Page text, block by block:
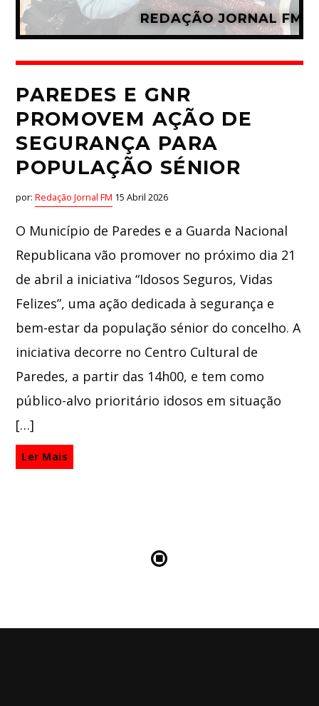
REDAÇÃO JORNAL FM
PAREDES E GNR
PROMOVEM AÇÃO DE
SEGURANÇA PARA
POPULAÇÃO SÉNIOR
por:Redação Jornal FM 15 Abril 2026
O Município de Paredes e a Guarda Nacional
Republicana vão promover no próximo dia 21
de abril a iniciativa “Idosos Seguros, Vidas
Felizes”, uma ação dedicada à segurança e
bem-estar da população sénior do concelho. A
iniciativa decorre no Centro Cultural de
Paredes, a partir das 14h00, e tem como
público-alvo prioritário idosos em situação
[…]
Ler Mais